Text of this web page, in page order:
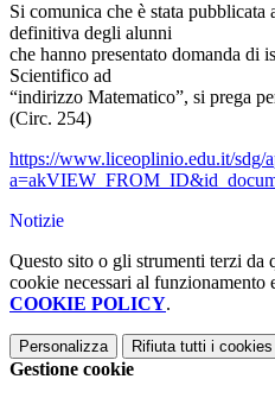
Si comunica che è stata pubblicata
definitiva degli alunni
che hanno presentato domanda di
Scientifico ad
“indirizzo Matematico”, si prega
(Circ. 254)
https://www.liceoplinio.edu.it/sdg/
Notizie
Questo sito o gli strumenti terzi da
cookie necessari al
COOKIE POLICY.
Personalizza Rifiuta tutti i cookies
Gestione cookie